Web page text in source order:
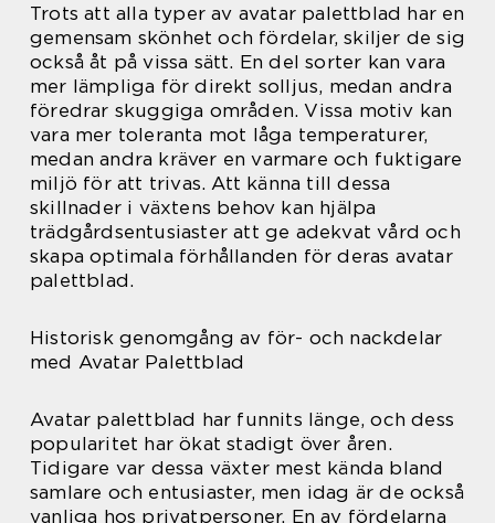
Trots att alla typer av avatar palettblad har en
gemensam skönhet och fördelar, skiljer de sig
också åt på vissa sätt. En del sorter kan vara
mer lämpliga för direkt solljus, medan andra
föredrar skuggiga områden. Vissa motiv kan
vara mer toleranta mot låga temperaturer,
medan andra kräver en varmare och fuktigare
miljö för att trivas. Att känna till dessa
skillnader i växtens behov kan hjälpa
trädgårdsentusiaster att ge adekvat vård och
skapa optimala förhållanden för deras avatar
palettblad.
Historisk genomgång av för- och nackdelar
med Avatar Palettblad
Avatar palettblad har funnits länge, och dess
popularitet har ökat stadigt över åren.
Tidigare var dessa växter mest kända bland
samlare och entusiaster, men idag är de också
vanliga hos privatpersoner. En av fördelarna